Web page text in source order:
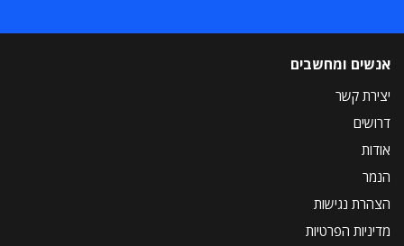
אנשים ומחשבים
יצירת קשר
דרושים
אודות
הנמר
הצהרת נגישות
מדיניות הפרטיות